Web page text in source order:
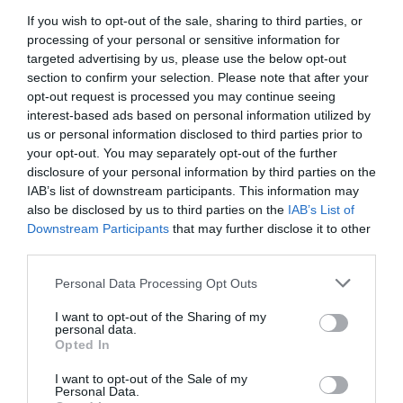
If you wish to opt-out of the sale, sharing to third parties, or
processing of your personal or sensitive information for
targeted advertising by us, please use the below opt-out
section to confirm your selection. Please note that after your
opt-out request is processed you may continue seeing
interest-based ads based on personal information utilized by
us or personal information disclosed to third parties prior to
your opt-out. You may separately opt-out of the further
disclosure of your personal information by third parties on the
IAB’s list of downstream participants. This information may
also be disclosed by us to third parties on the IAB’s List of
Downstream Participants that may further disclose it to other
Please note that this website/app uses one or more Google
not limited to your visit or usage behaviour. You may click to
grant or deny consent to Google and its third-party tags to
use your data for below specified purposes in below Google
consent section.
Personal Data Processing Opt Outs
I want to opt-out of the Sharing of my
personal data.
Opted In
I want to opt-out of the Sale of my
Personal Data.
feltöltődést és hegyvidéki környezetet kereső vendégek
körében még népszerűbbé váljon a Lifestyle Hotel Mátra.
Ennek érdekében, évtizedes szaktudásunkra építve tovább
emeljük a szolgáltatási színvonalat, ezáltal még színesebbé
és vonzóbbá téve a kiváló adottságokkal rendelkező
szállodát[…]Minden egységünknél arra törekszünk, hogy
nemzetközi színvonalú, ugyanakkor különleges, egyedi
élményt kínáljunk a vendégeinknek, erre a Lifesytle Hotel
Mátra adottságai remek lehetőséget kínálnak„
jövőben is változatlanul várja a kikapcsolódni vágyó
vendégeket, az üzemeltetésben bekövetkezett
változás nem érinti a szálloda meglévő, illetve